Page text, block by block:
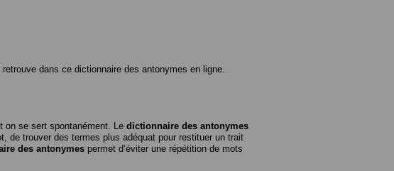
dans ce dictionnaire des antonymes en ligne.
on se sert spontanément. Le dictionnaire des antonymes
de trouver des termes plus adéquat pour restituer un trait
des antonymes permet d’éviter une répétition de mots